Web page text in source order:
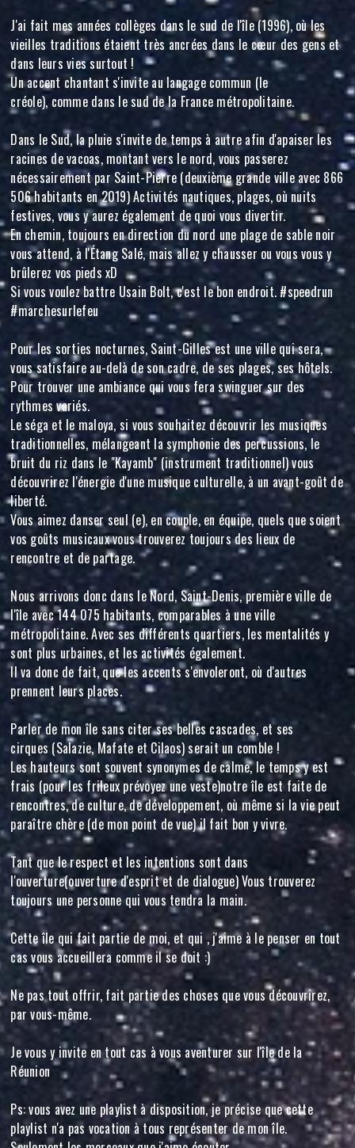
J'ai fait mes années collèges dans le sud de l'île (1996), où les
vieilles traditions étaient très ancrées dans le cœur des gens et
dans leurs vies surtout !
Un accent chantant s'invite au langage commun (le
créole), comme dans le sud de la France métropolitaine.
Dans le Sud, la pluie s'invite de temps à autre afin d'apaiser les
racines de vacoas, montant vers le nord, vous passerez
nécessairement par Saint-Pierre (deuxième grande ville avec 866
506 habitants en 2019) Activités nautiques, plages, où nuits
festives, vous y aurez également de quoi vous divertir.
En chemin, toujours en direction du nord une plage de sable noir
vous attend, à l'Étang Salé, mais allez y chausser ou vous vous y
brûlerez vos pieds xD
Si vous voulez battre Usain Bolt, c'est le bon endroit. #speedrun
#marchesurlefeu
Pour les sorties nocturnes, Saint-Gilles est une ville qui sera,
vous satisfaire au-delà de son cadre, de ses plages, ses hôtels.
Pour trouver une ambiance qui vous fera swinguer sur des
rythmes variés.
Le séga et le maloya, si vous souhaitez découvrir les musiques
traditionnelles, mélangeant la symphonie des percussions, le
bruit du riz dans le "Kayamb" (instrument traditionnel) vous
découvrirez l'énergie d'une musique culturelle, à un avant-goût de
liberté.
Vous aimez danser seul (e), en couple, en équipe, quels que soient
vos goûts musicaux vous trouverez toujours des lieux de
rencontre et de partage.
Nous arrivons donc dans le Nord, Saint-Denis, première ville de
l'île avec 144 075 habitants, comparables à une ville
métropolitaine. Avec ses différents quartiers, les mentalités y
sont plus urbaines, et les activités également.
Il va donc de fait, que les accents s'envoleront, où d'autres
prennent leurs places.
Parler de mon île sans citer ses belles cascades, et ses
cirques (Salazie, Mafate et Cilaos) serait un comble !
Les hauteurs sont souvent synonymes de calme, le temps y est
frais (pour les frileux prévoyez une veste)notre île est faite de
rencontres, de culture, de développement, où même si la vie peut
paraître chère (de mon point de vue) il fait bon y vivre.
Tant que le respect et les intentions sont dans
l'ouverture(ouverture d'esprit et de dialogue) Vous trouverez
toujours une personne qui vous tendra la main.
Cette île qui fait partie de moi, et qui , j'aime à le penser en tout
cas vous accueillera comme il se doit :)
Ne pas tout offrir, fait partie des choses que vous découvrirez,
par vous-même.
Je vous y invite en tout cas à vous aventurer sur l'île de la
Réunion
Ps: vous avez une playlist à disposition, je précise que cette
playlist n'a pas vocation à tous représenter de mon île.